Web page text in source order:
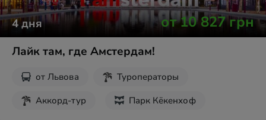
4дня от10 827грн
Лайк там, где Амстердам!
от Львова
Туроператоры
Аккорд-тур
Парк Кёкенхоф